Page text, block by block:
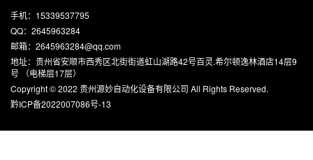
手机：15339537795
QQ：2645963284
邮箱：2645963284@qq.com
地址：贵州省安顺市西秀区北街街道虹山湖路42号百灵.希尔顿逸林酒店14层9
号 （电梯层17层）
Copyright © 2022 贵州源妙自动化设备有限公司 All Rights Reserved.
黔ICP备2022007086号-13